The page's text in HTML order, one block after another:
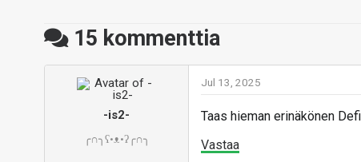
15 kommenttia
-is2-
╭∩╮ʕ•ᴥ•ʔ╭∩╮
Jul 13, 2025
Taas hieman erinäkönen
Vastaa